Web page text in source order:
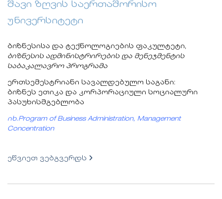
შავი ზღვის საერთაშორისო
უნივერსიტეტი
ბიზნესისა და ტექნოლოგიების ფაკულტეტი,
ბიზნესის ადმინისტრირების და მენეჯმენტის
საბაკალავრო პროგრამა
ერთსემესტრიანი სავალდებულო საგანი:
ბიზნეს ეთიკა და კორპორაციული სოციალური
პასუხისმგებლობა
იხ.Program of Business Administration, Management
Concentration
ეწვიეთ ვებგვერდს